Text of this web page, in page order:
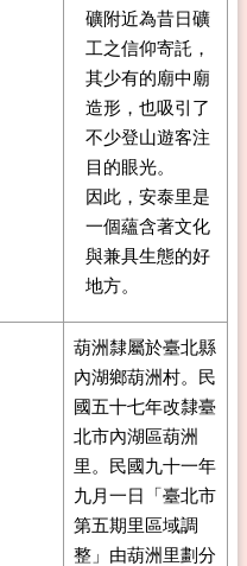
礦附近為昔日礦
工之信仰寄託，
其少有的廟中廟
造形，也吸引了
不少登山遊客注
目的眼光。
因此，安泰里是
一個蘊含著文化
與兼具生態的好
地方。
葫洲隸屬於臺北縣
內湖鄉葫洲村。民
國五十七年改隸臺
北市內湖區葫洲
里。民國九十一年
九月一日「臺北市
第五期里區域調
整」由葫洲里劃分